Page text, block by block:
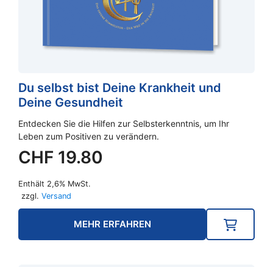
Du selbst bist Deine Krankheit und
Deine Gesundheit
Entdecken Sie die Hilfen zur Selbsterkenntnis, um Ihr
Leben zum Positiven zu verändern.
CHF 19.80
Enthält 2,6% MwSt.
zzgl. Versand
MEHR ERFAHREN